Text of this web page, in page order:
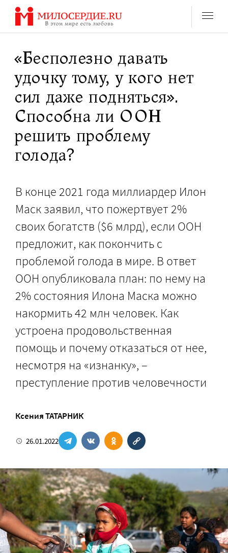
Перейти
содержанию
«Бесполезно давать
удочку тому, у кого нет
сил даже подняться».
Способна ли ООН
решить проблему
голода?
В конце 2021 года миллиардер Илон
Маск заявил, что пожертвует 2%
своих богатств ($6 млрд), если ООН
предложит, как покончить с
проблемой голода в мире. В ответ
ООН опубликовала план: по нему на
2% состояния Илона Маска можно
накормить 42 млн человек. Как
устроена продовольственная
помощь и почему отказаться от нее,
несмотря на «изнанку», –
преступление против человечности
Ксения ТАТАРНИК
26.01.2022